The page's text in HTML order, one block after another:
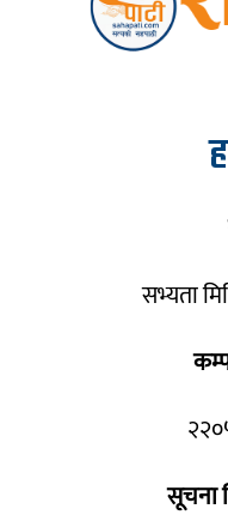
सभ्यता
सूचना